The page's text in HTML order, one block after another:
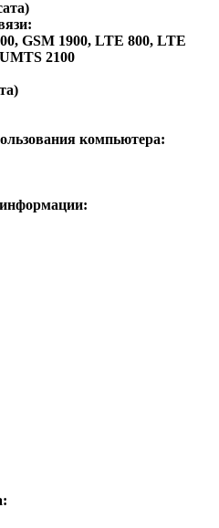
GSM 1900, LTE 800, LTE
2100
компьютера: